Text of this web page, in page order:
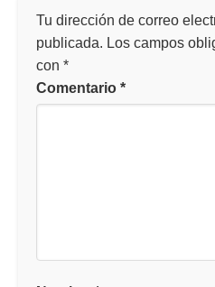
Tu dirección de correo
publicada. Los campos
con *
Comentario *